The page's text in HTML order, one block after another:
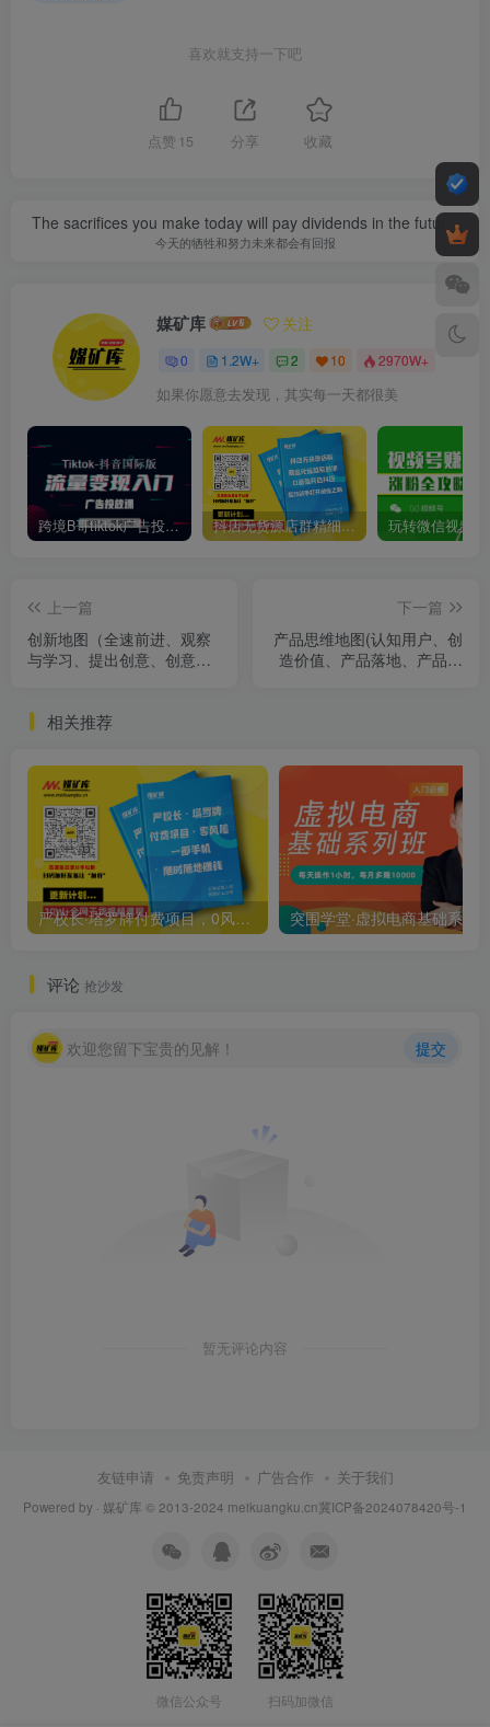
喜欢就支持一下吧
点赞 15 分享 收藏
The sacrifices you make today will pay dividends in the future.
今天的牺牲和努力未来都会有回报
媒矿库 关注
0 1.2W+ 2 10 2970W+
如果你愿意去发现，其实每一天都很美
跨境B哥tiktok广告投放课，带你快速入门tiktok广告投放价值1680元 抖店无货源店群精细化运营系列课，帮助0基础新手开启抖店创业之路价值888元
上一篇
创新地图（全速前进、观察
与学习、提出创意、创意测
下一篇
产品思维地图(认知用户、创
造价值、产品落地、产品管
相关推荐
严校长·塔罗牌付费项目，0风险，一台手机，随时随地赚钱价值1000元
评论 抢沙发
欢迎您留下宝贵的见解！ 提交
暂无评论内容
友链申请 免责声明 广告合作 关于我们
Powered by · 媒矿库 © 2013-2024 meikuangku.cn冀ICP备2024078420号-1
微信公众号 扫码加微信